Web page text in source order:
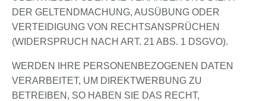
DER GELTENDMACHUNG, AUSÜBUNG ODER
VERTEIDIGUNG VON RECHTSANSPRÜCHEN
(WIDERSPRUCH NACH ART. 21 ABS. 1 DSGVO).
WERDEN IHRE PERSONENBEZOGENEN DATEN
VERARBEITET, UM DIREKTWERBUNG ZU
BETREIBEN, SO HABEN SIE DAS RECHT,